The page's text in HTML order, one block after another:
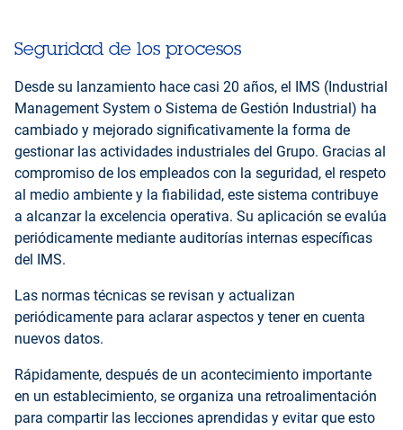
Seguridad de los procesos
Desde su lanzamiento hace casi 20 años, el IMS (Industrial
Management System o Sistema de Gestión Industrial) ha
cambiado y mejorado significativamente la forma de
gestionar las actividades industriales del Grupo. Gracias al
compromiso de los empleados con la seguridad, el respeto
al medio ambiente y la fiabilidad, este sistema contribuye
a alcanzar la excelencia operativa. Su aplicación se evalúa
periódicamente mediante auditorías internas específicas
del IMS.
Las normas técnicas se revisan y actualizan
periódicamente para aclarar aspectos y tener en cuenta
nuevos datos.
Rápidamente, después de un acontecimiento importante
en un establecimiento, se organiza una retroalimentación
para compartir las lecciones aprendidas y evitar que esto